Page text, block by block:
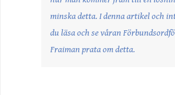
minska detta. I denna artikel och
du läsa och se våran
Fraiman prata om detta.